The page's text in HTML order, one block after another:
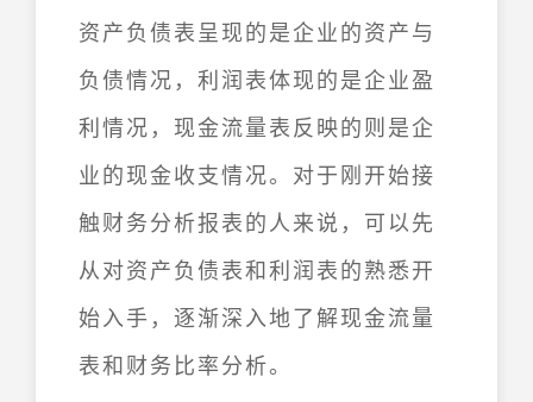
资产负债表呈现的是企业的资产与
负债情况，利润表体现的是企业盈
利情况，现金流量表反映的则是企
业的现金收支情况。对于刚开始接
触财务分析报表的人来说，可以先
从对资产负债表和利润表的熟悉开
始入手，逐渐深入地了解现金流量
表和财务比率分析。